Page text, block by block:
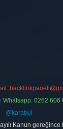
Whatsapp: 0262 606
@karabul
Kanun